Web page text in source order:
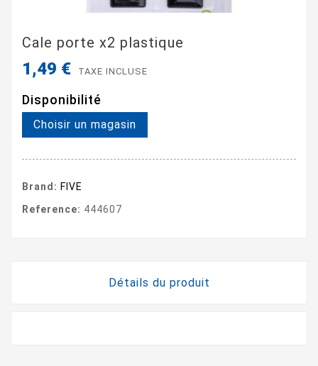
Cale porte x2 plastique
1,49 € TAXE INCLUSE
Disponibilité
Choisir un magasin
Brand: FIVE
Reference: 444607
Détails du produit